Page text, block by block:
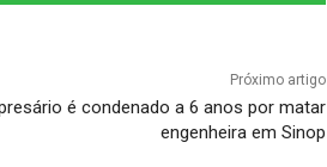
Próximo artigo
é condenado a 6 anos por matar
engenheira em Sinop